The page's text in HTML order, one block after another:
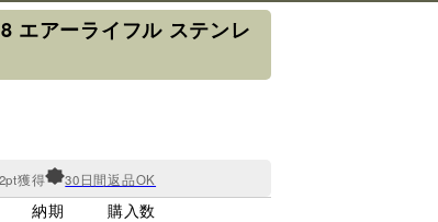
エアーライフル ステンレ
獲得 30日間返品OK
納期
購入数